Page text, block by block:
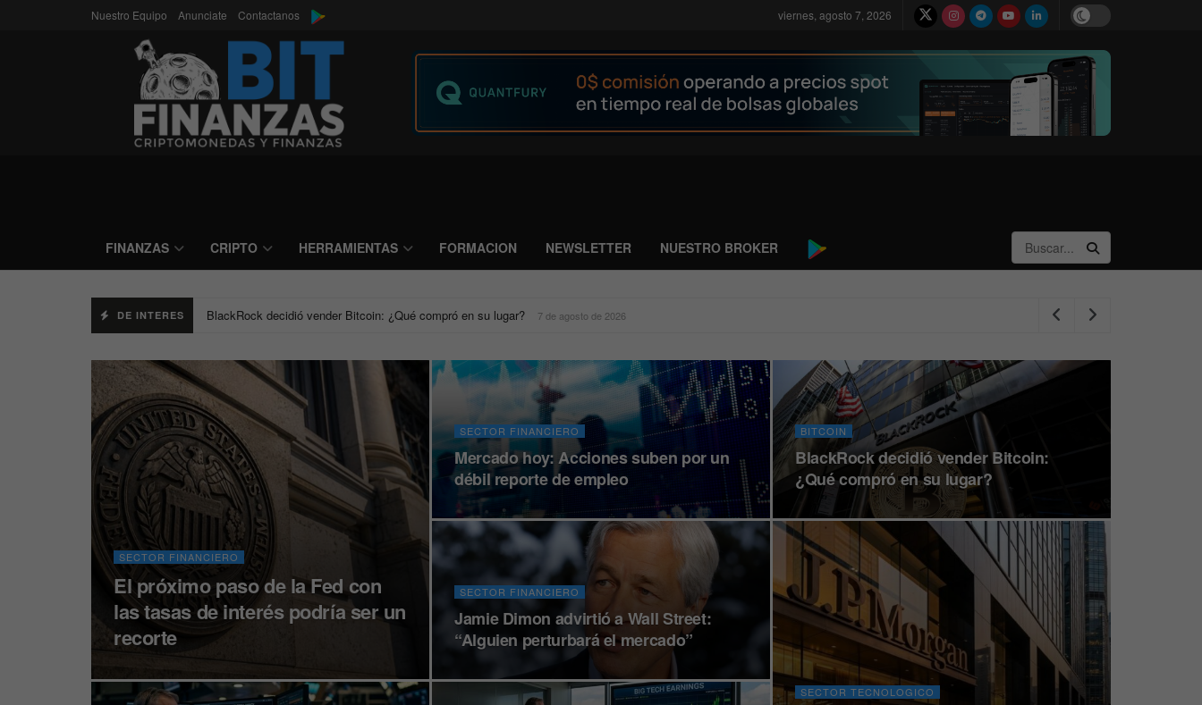
Nuestro Equipo Anunciate Contactanos viernes, agosto 7, 2026
FINANZAS CRIPTO HERRAMIENTAS FORMACION NEWSLETTER NUESTRO BROKER
DE INTERES Jamie Dimon advirtió a Wall Street: “Alguien perturbará el mercado” 7 de agosto de 2026
SECTOR FINANCIERO
El próximo paso de la Fed con
las tasas de interés podría ser un
recorte
SECTOR FINANCIERO
Mercado hoy: Acciones suben por un
débil reporte de empleo
BITCOIN
BlackRock decidió vender Bitcoin:
¿Qué compró en su lugar?
SECTOR FINANCIERO
Jamie Dimon advirtió a Wall Street:
“Alguien perturbará el mercado”
SECTOR TECNOLOGICO